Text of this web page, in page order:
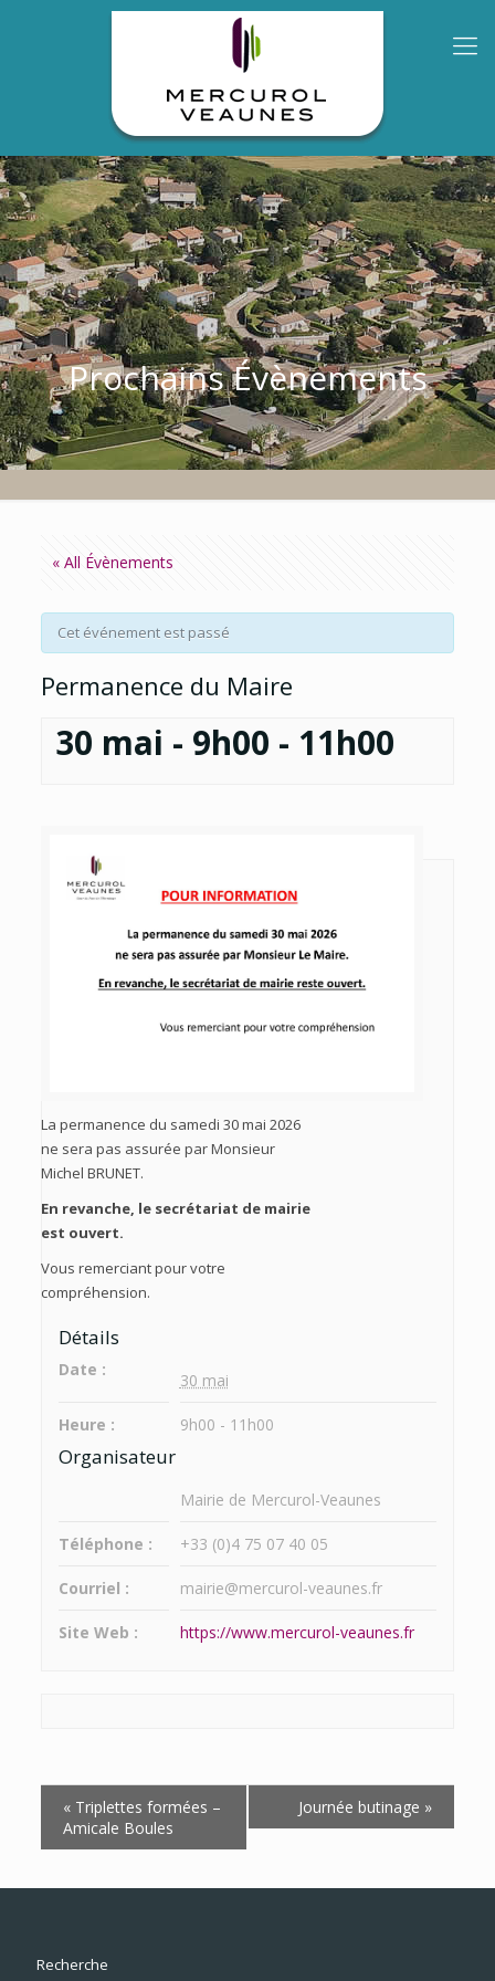
Prochains Évènements
« All Évènements
Cet événement est passé
Permanence du Maire
30 mai - 9h00 - 11h00
La permanence du samedi 30 mai 2026
ne sera pas assurée par Monsieur
Michel BRUNET.
En revanche, le secrétariat de mairie
est ouvert.
Vous remerciant pour votre
compréhension.
Détails
Date :
30 mai
Heure : 9h00 - 11h00
Organisateur
Mairie de Mercurol-Veaunes
Téléphone : +33 (0)4 75 07 40 05
Courriel : mairie@mercurol-veaunes.fr
Site Web : https://www.mercurol-veaunes.fr
Navigation
Évènement
«Triplettes formées –
Amicale Boules
Journée butinage »
Recherche